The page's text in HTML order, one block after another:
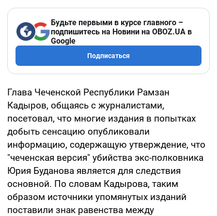
Будьте первыми в курсе главного –
подпишитесь на Новини на OBOZ.UA в
Google
Подписаться
Глава Чеченской Республики Рамзан
Кадыров, общаясь с журналистами,
посетовал, что многие издания в попытках
добыть сенсацию опубликовали
информацию, содержащую утверждение, что
"чеченская версия" убийства экс-полковника
Юрия Буданова является для следствия
основной. По словам Кадырова, таким
образом источники упомянутых изданий
поставили знак равенства между